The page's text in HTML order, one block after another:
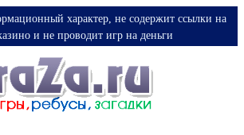
характер, не содержит ссылки на
и не проводит игр на деньги